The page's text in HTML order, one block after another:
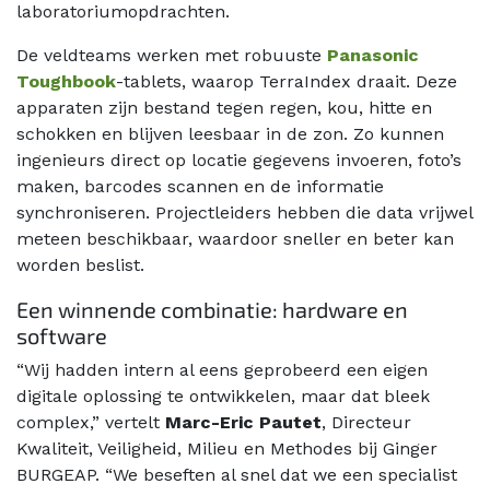
laboratoriumopdrachten.
De veldteams werken met robuuste Panasonic
Toughbook-tablets, waarop TerraIndex draait. Deze
apparaten zijn bestand tegen regen, kou, hitte en
schokken en blijven leesbaar in de zon. Zo kunnen
ingenieurs direct op locatie gegevens invoeren, foto’s
maken, barcodes scannen en de informatie
synchroniseren. Projectleiders hebben die data vrijwel
meteen beschikbaar, waardoor sneller en beter kan
worden beslist.
Een winnende combinatie: hardware en
software
“Wij hadden intern al eens geprobeerd een eigen
digitale oplossing te ontwikkelen, maar dat bleek
complex,” vertelt Marc-Eric Pautet, Directeur
Kwaliteit, Veiligheid, Milieu en Methodes bij Ginger
BURGEAP. “We beseften al snel dat we een specialist